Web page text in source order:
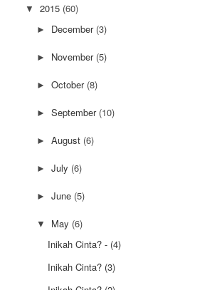
▼ 2015 (60)
► December (3)
► November (5)
► October (8)
► September (10)
► August (6)
► July (6)
► June (5)
▼ May (6)
Inikah Cinta? - (4)
Inikah Cinta? (3)